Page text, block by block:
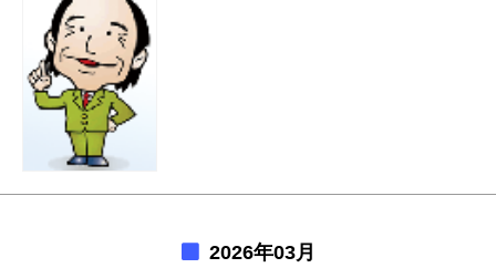
2026年03月